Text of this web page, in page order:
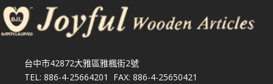
台中市42872大雅區雅楓街2號
TEL: 886-4-25664201 FAX: 886-4-25650421